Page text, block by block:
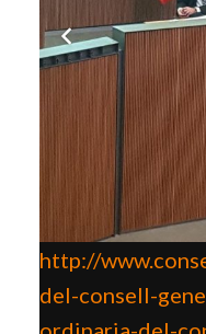
http://
del-consell-